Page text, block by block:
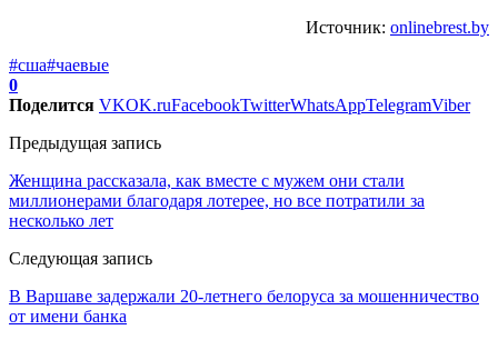
Источник: onlinebrest.by
#сша#чаевые
0
Поделится VKOK.ruFacebookTwitterWhatsAppTelegramViber
Предыдущая запись
Женщина рассказала, как вместе с мужем они стали
миллионерами благодаря лотерее, но все потратили за
несколько лет
Следующая запись
В Варшаве задержали 20-летнего белоруса за мошенничество
от имени банка